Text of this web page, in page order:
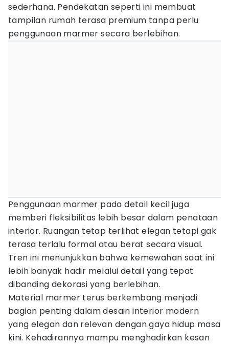
sederhana. Pendekatan seperti ini membuat
tampilan rumah terasa premium tanpa perlu
penggunaan marmer secara berlebihan.
Penggunaan marmer pada detail kecil juga
memberi fleksibilitas lebih besar dalam penataan
interior. Ruangan tetap terlihat elegan tetapi gak
terasa terlalu formal atau berat secara visual.
Tren ini menunjukkan bahwa kemewahan saat ini
lebih banyak hadir melalui detail yang tepat
dibanding dekorasi yang berlebihan.
Material marmer terus berkembang menjadi
bagian penting dalam desain interior modern
yang elegan dan relevan dengan gaya hidup masa
kini. Kehadirannya mampu menghadirkan kesan